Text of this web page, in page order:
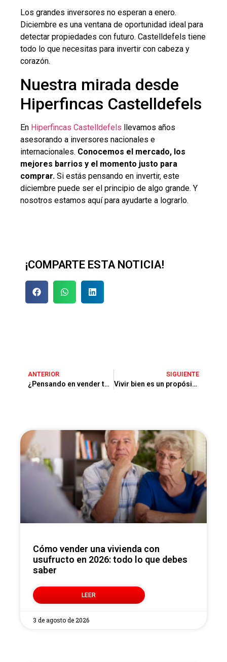
Los grandes inversores no esperan a enero.
Diciembre es una ventana de oportunidad ideal para
detectar propiedades con futuro. Castelldefels tiene
todo lo que necesitas para invertir con cabeza y
corazón.
Nuestra mirada desde
Hiperfincas Castelldefels
En Hiperfincas Castelldefels llevamos años
asesorando a inversores nacionales e
internacionales. Conocemos el mercado, los
mejores barrios y el momento justo para
comprar. Si estás pensando en invertir, este
diciembre puede ser el principio de algo grande. Y
nosotros estamos aquí para ayudarte a lograrlo.
¡COMPARTE ESTA NOTICIA!
ANTERIOR
¿Pensando en vender tu vivienda? Diciembre es el momento perfecto
SIGUIENTE
Vivir bien es un propósito: ¿por qué no cumplirlo este diciembre en Castelldefels?
Cómo vender una vivienda con
usufructo en 2026: todo lo que debes
saber
LEER
3 de agosto de 2026